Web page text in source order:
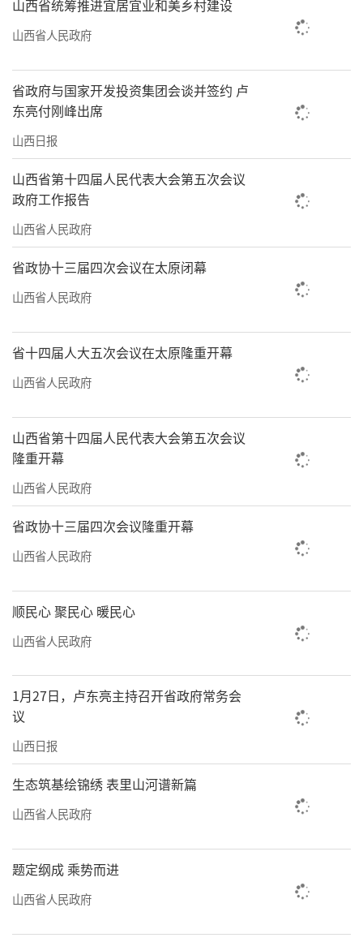
冈石窟是目前世界三大石窟中唯一保存完好的
佛教石雕艺术宝库时，习近平总书记叮嘱：这
是人类文明的瑰宝，要坚持保护第一，在保护
的基础上研究利用好。
第二天，她在工作日记上，一笔一画写
下：“这是我人生最难忘的一天。”
如今，扎根讲解一线30多年的崔晓霞多了
一个新身份——文旅融合的探路者。“自习近平
总书记来过之后，云冈石窟文旅热度一年比一
年高。”最让她感慨的，是讲解队伍的壮
大。“当年就几十个人，现在扩充到几百人
了。”对深度研学者，由专家级讲解员带队服
务，让游客真正“沉浸式”感受云冈。6年来，
云冈石窟已开展近500场科普研学活动，并与国
内121家研学机构建立合作。崔晓霞说，这
是“让旅游成为人们感悟中华文化、增强文化
自信的过程”的积极实践。
这些年，一批一批的云冈人勤耕不辍：推
动“云冈IP授权中心”在上海揭牌，助力云冈
文化走到巴黎塞纳河畔；3D打印的第20窟露天
产品，从丝巾、茶具到日常装饰与摆件等，真
正把云冈文化“种”进了百姓的日常生
走到烟火人间去。”崔晓霞告诉记者，这些努
力，让云冈石窟在2025年中国5A级景区百强排
行榜上一度冲到前三。
“未来，我们将继续牢记嘱托，致力于讲
好‘云冈故事’‘中国故事’，讲好历史、民
界。”阳光下，崔晓霞笑容明媚，信心满满。
（李霈箐）
山西省统筹推进宜居宜业和美乡村建设
山西省人民政府
省政府与国家开发投资集团会谈并签约 卢
东亮付刚峰出席
山西日报
山西省第十四届人民代表大会第五次会议
政府工作报告
山西省人民政府
省政协十三届四次会议在太原闭幕
山西省人民政府
省十四届人大五次会议在太原隆重开幕
山西省人民政府
山西省第十四届人民代表大会第五次会议
隆重开幕
山西省人民政府
省政协十三届四次会议隆重开幕
山西省人民政府
顺民心 聚民心 暖民心
山西省人民政府
1月27日，卢东亮主持召开省政府常务会
议
山西日报
生态筑基绘锦绣 表里山河谱新篇
山西省人民政府
题定纲成 乘势而进
山西省人民政府